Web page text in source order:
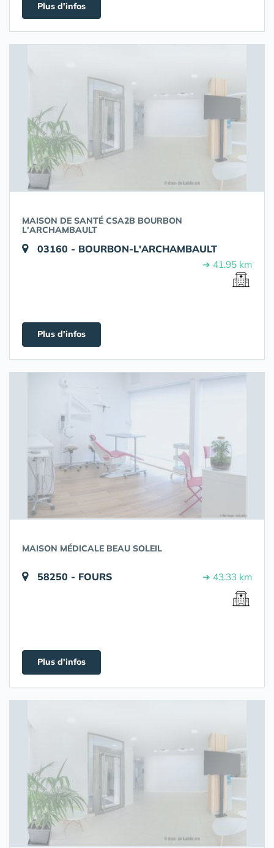
Plus d'infos
MAISON DE SANTÉ CSA2B BOURBON
L'ARCHAMBAULT
03160 - BOURBON-L'ARCHAMBAULT
➔ 41.95 km
Plus d'infos
MAISON MÉDICALE BEAU SOLEIL
58250 - FOURS ➔ 43.33 km
Plus d'infos